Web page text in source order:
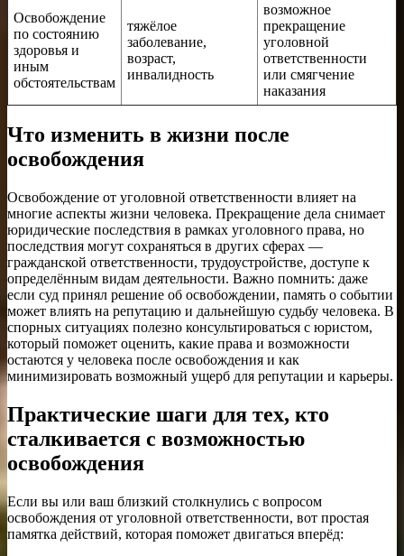
Освобождение
по состоянию
здоровья и
иным
обстоятельствам
тяжёлое
заболевание,
возраст,
инвалидность
возможное
прекращение
уголовной
ответственности
или смягчение
наказания
Что изменить в жизни после
освобождения
Освобождение от уголовной ответственности влияет на
многие аспекты жизни человека. Прекращение дела снимает
юридические последствия в рамках уголовного права, но
последствия могут сохраняться в других сферах —
гражданской ответственности, трудоустройстве, доступе к
определённым видам деятельности. Важно помнить: даже
если суд принял решение об освобождении, память о событии
может влиять на репутацию и дальнейшую судьбу человека. В
спорных ситуациях полезно консультироваться с юристом,
который поможет оценить, какие права и возможности
остаются у человека после освобождения и как
минимизировать возможный ущерб для репутации и карьеры.
Практические шаги для тех, кто
сталкивается с возможностью
освобождения
Если вы или ваш близкий столкнулись с вопросом
освобождения от уголовной ответственности, вот простая
памятка действий, которая поможет двигаться вперёд: